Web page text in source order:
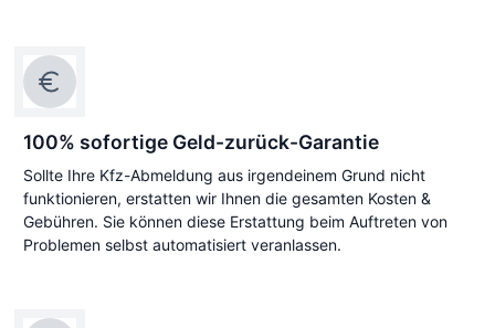
100% sofortige Geld-zurück-Garantie
Sollte Ihre Kfz-Abmeldung aus irgendeinem Grund nicht
funktionieren, erstatten wir Ihnen die gesamten Kosten &
Gebühren. Sie können diese Erstattung beim Auftreten von
Problemen selbst automatisiert veranlassen.